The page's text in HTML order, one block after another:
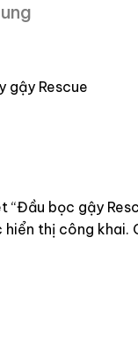
gậy Rescue
“Đầu bọc gậy
hiển thị công khai.